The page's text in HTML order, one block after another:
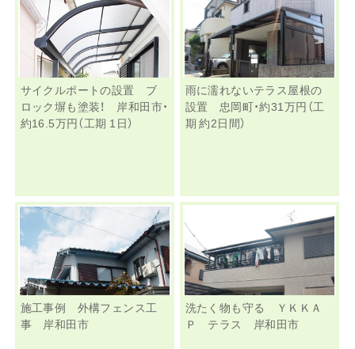
サイクルポートの設置 ブ
ロック塀も塗装！ 岸和田市・
約16.5万円（工期 1日）
雨に濡れないテラス屋根の
設置 忠岡町・約31万円（工
期 約2日間）
施工事例 外構フェンス工
事 岸和田市
洗たく物も守る ＹＫＫＡ
Ｐ テラス 岸和田市